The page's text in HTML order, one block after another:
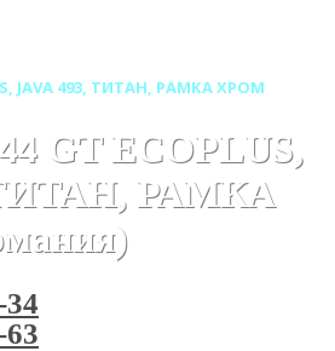
JAVA 493, ТИТАН, РАМКА ХРОМ
GT ECOPLUS,
ТИТАН, РАМКА
34
63